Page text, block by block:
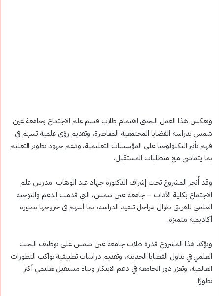
ويعكس هذا العمل البحثي اهتمام طلاب قسم علم الاجتماع بجامعة عين
شمس بدراسة القضايا المجتمعية المعاصرة، وتقديم رؤى علمية تسهم في
فهم تأثير التكنولوجيا على المؤسسات التعليمية، ودعم جهود تطوير التعليم
بما يتماشى مع متطلبات المستقبل.
وقد أُنجز المشروع تحت إشراف الدكتورة جهاد عبد الوهاب، مدرس علم
الاجتماع بكلية الآداب – جامعة عين شمس، التي قدمت الدعم والتوجيه
العلمي للفريق طوال مراحل تنفيذ الدراسة، بما أسهم في خروجها بصورة
أكاديمية متميزة.
ويؤكد هذا المشروع قدرة طلاب جامعة عين شمس على توظيف البحث
العلمي في تناول القضايا الحديثة، وتقديم دراسات تطبيقية تواكب التطورات
العالمية، وتعزز دور الجامعة في دعم الابتكار وبناء مستقبل تعليمي أكثر
تطورًا.